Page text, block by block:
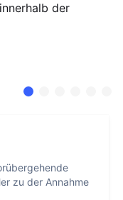
der
zu der Annahme